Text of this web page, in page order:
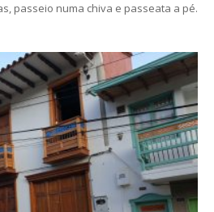
passeio numa chiva e passeata a pé.